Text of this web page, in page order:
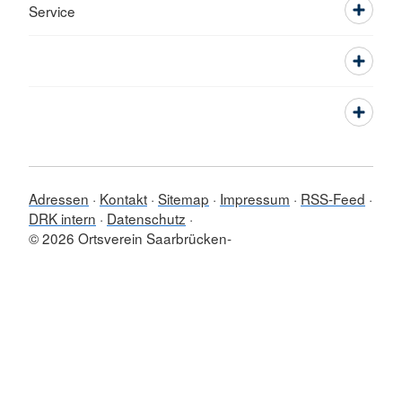
Service
Adressen Kontakt Sitemap Impressum
RSS-Feed
DRK intern
Datenschutz
© 2026 Ortsverein Saarbrücken-